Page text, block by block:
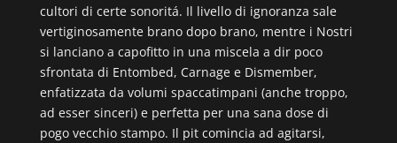
cultori di certe sonoritá. Il livello di ignoranza sale
vertiginosamente brano dopo brano, mentre i Nostri
si lanciano a capofitto in una miscela a dir poco
sfrontata di Entombed, Carnage e Dismember,
enfatizzata da volumi spaccatimpani (anche troppo,
ad esser sinceri) e perfetta per una sana dose di
pogo vecchio stampo. Il pit comincia ad agitarsi,